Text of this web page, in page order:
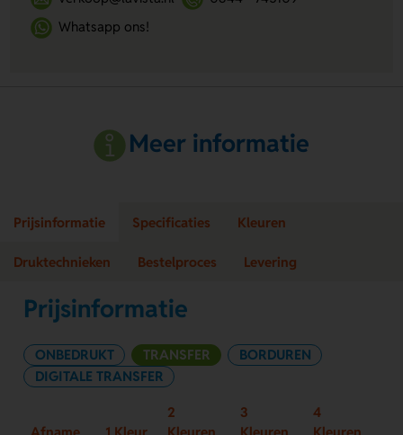
Whatsapp ons!
Meer informatie
Prijsinformatie Specificaties Kleuren
Druktechnieken Bestelproces Levering
Prijsinformatie
ONBEDRUKT TRANSFER
BORDUREN
DIGITALE TRANSFER
2
3
4